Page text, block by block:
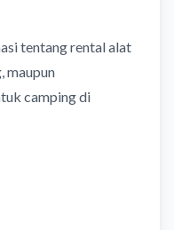
tentang rental alat
maupun
camping di